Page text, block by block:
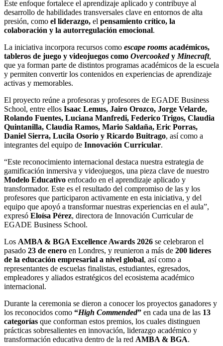
Este enfoque fortalece el aprendizaje aplicado y contribuye al
desarrollo de habilidades transversales clave en entornos de alta
presión, como el liderazgo, el pensamiento crítico, la
colaboración y la autorregulación emocional.
La iniciativa incorpora recursos como escape rooms académicos,
tableros de juego y videojuegos como OvercookedyMinecraft,
que ya forman parte de distintos programas académicos de la escuela
y permiten convertir los contenidos en experiencias de aprendizaje
activas y memorables.
El proyecto reúne a profesoras y profesores de EGADE Business
School, entre ellos Isaac Lemus, Jairo Orozco, Jorge Velarde,
Rolando Fuentes, Luciana Manfredi, Federico Trigos, Claudia
Quintanilla, Claudia Ramos, Mario Saldaña, Eric Porras,
Daniel Sierra, Lucila Osorio y Ricardo Buitrago, así como a
integrantes del equipo de Innovación Curricular.
“Este reconocimiento internacional destaca nuestra estrategia de
gamificación inmersiva y videojuegos, una pieza clave de nuestro
Modelo Educativo enfocado en el aprendizaje aplicado y
transformador. Este es el resultado del compromiso de las y los
profesores que participaron activamente en esta iniciativa, y del
equipo que apoyó a transformar nuestras experiencias en el aula”,
expresó Eloísa Pérez, directora de Innovación Curricular de
EGADE Business School.
Los AMBA & BGA Excellence Awards 2026 se celebraron el
pasado 23 de enero en Londres, y reunieron a más de 200 líderes
de la educación empresarial a nivel global, así como a
representantes de escuelas finalistas, estudiantes, egresados,
empleadores y aliados estratégicos del ecosistema académico
internacional.
Durante la ceremonia se dieron a conocer los proyectos ganadores y
los reconocidos como “High Commended” en cada una de las 13
categorías que conforman estos premios, los cuales distinguen
prácticas sobresalientes en innovación, liderazgo académico y
transformación educativa dentro de la red AMBA & BGA.